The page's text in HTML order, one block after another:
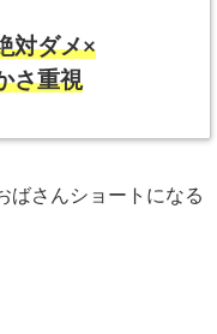
対ダメ×
さ重視
ばさんショートになる